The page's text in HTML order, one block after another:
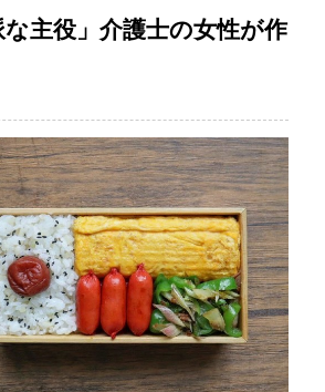
主役」介護士の女性が作